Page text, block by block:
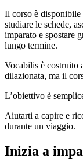
Il corso è
studiare le schede,
imparato e spostare
lungo termine.
Vocabilis è costruito
dilazionata, ma il
L’obiettivo è
Aiutarti a capire e
durante un viaggio.
Inizia a